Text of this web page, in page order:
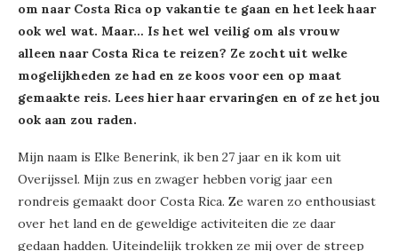
om naar Costa Rica op vakantie te gaan en het leek haar
ook wel wat. Maar… Is het wel veilig om als vrouw
alleen naar Costa Rica te reizen? Ze zocht uit welke
mogelijkheden ze had en ze koos voor een op maat
gemaakte reis. Lees hier haar ervaringen en of ze het jou
ook aan zou raden.
Mijn naam is Elke Benerink, ik ben 27 jaar en ik kom uit
Overijssel. Mijn zus en zwager hebben vorig jaar een
rondreis gemaakt door Costa Rica. Ze waren zo enthousiast
over het land en de geweldige activiteiten die ze daar
gedaan hadden. Uiteindelijk trokken ze mij over de streep